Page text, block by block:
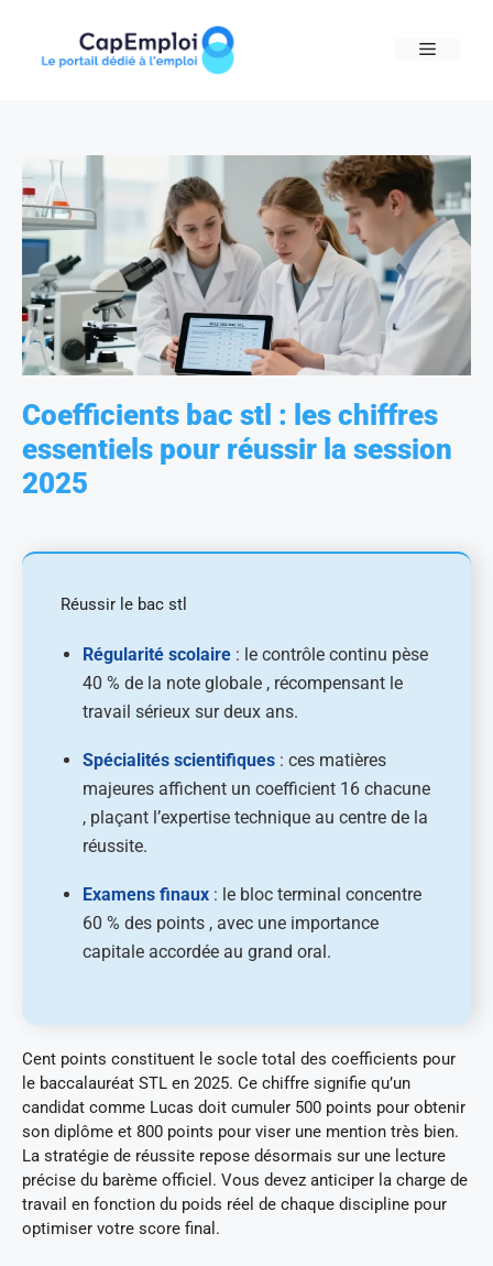
content
MENU
Coefficients bac stl : les chiffres
essentiels pour réussir la session
2025
Réussir le bac stl
Régularité scolaire : le contrôle continu pèse
40 % de la note globale , récompensant le
travail sérieux sur deux ans.
Spécialités scientifiques : ces matières
majeures affichent un coefficient 16 chacune
, plaçant l’expertise technique au centre de la
réussite.
Examens finaux : le bloc terminal concentre
60 % des points , avec une importance
capitale accordée au grand oral.
Cent points constituent le socle total des coefficients pour
le baccalauréat STL en 2025. Ce chiffre signifie qu’un
candidat comme Lucas doit cumuler 500 points pour obtenir
son diplôme et 800 points pour viser une mention très bien.
La stratégie de réussite repose désormais sur une lecture
précise du barème officiel. Vous devez anticiper la charge de
travail en fonction du poids réel de chaque discipline pour
optimiser votre score final.